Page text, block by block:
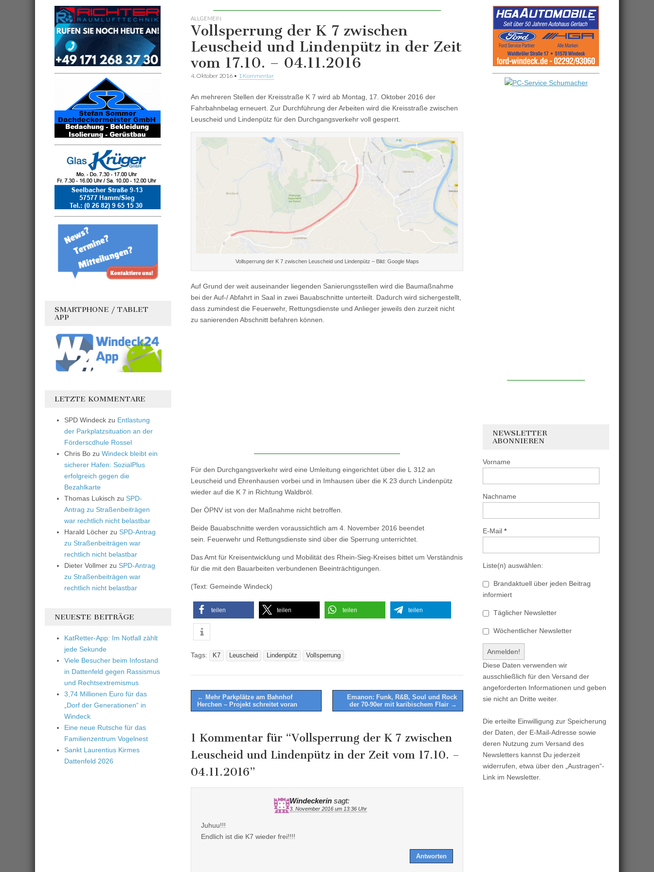
ALLGEMEIN
Vollsperrung der K 7 zwischen
Leuscheid und Lindenpütz in der Zeit
vom 17.10. – 04.11.2016
4. Oktober 2016 • 1 Kommentar
An mehreren Stellen der Kreisstraße K 7 wird ab Montag, 17. Oktober 2016 der
Fahrbahnbelag erneuert. Zur Durchführung der Arbeiten wird die Kreisstraße zwischen
Leuscheid und Lindenpütz für den Durchgangsverkehr voll gesperrt.
Vollsperrung der K 7 zwischen Leuscheid und Lindenpütz – Bild: Google Maps
Auf Grund der weit auseinander liegenden Sanierungsstellen wird die Baumaßnahme
bei der Auf-/ Abfahrt in Saal in zwei Bauabschnitte unterteilt. Dadurch wird sichergestellt,
dass zumindest die Feuerwehr, Rettungsdienste und Anlieger jeweils den zurzeit nicht
zu sanierenden Abschnitt befahren können.
Für den Durchgangsverkehr wird eine Umleitung eingerichtet über die L 312 an
Leuscheid und Ehrenhausen vorbei und in Imhausen über die K 23 durch Lindenpütz
wieder auf die K 7 in Richtung Waldbröl.
Der ÖPNV ist von der Maßnahme nicht betroffen.
Beide Bauabschnitte werden voraussichtlich am 4. November 2016 beendet
sein. Feuerwehr und Rettungsdienste sind über die Sperrung unterrichtet.
Das Amt für Kreisentwicklung und Mobilität des Rhein-Sieg-Kreises bittet um Verständnis
für die mit den Bauarbeiten verbundenen Beeinträchtigungen.
(Text: Gemeinde Windeck)
teilen teilen teilen teilen
Tags: K7 Leuscheid Lindenpütz Vollsperrung
Post
navigation
← Mehr Parkplätze am Bahnhof
Herchen – Projekt schreitet voran
Emanon: Funk, R&B, Soul und Rock
der 70-90er mit karibischem Flair →
1 Kommentar für “Vollsperrung der K 7 zwischen
Leuscheid und Lindenpütz in der Zeit vom 17.10. –
04.11.2016”
Windeckerin sagt:
3. November 2016 um 13:36 Uhr
Juhuu!!!
Endlich ist die K7 wieder frei!!!!
Antworten
SMARTPHONE / TABLET
APP
LETZTE KOMMENTARE
SPD Windeck zu Entlastung
der Parkplatzsituation an der
Förderscdhule Rossel
Chris Bo zu Windeck bleibt ein
sicherer Hafen: SozialPlus
erfolgreich gegen die
Bezahlkarte
Thomas Lukisch zu SPD-
Antrag zu Straßenbeiträgen
war rechtlich nicht belastbar
Harald Löcher zu SPD-Antrag
zu Straßenbeiträgen war
rechtlich nicht belastbar
Dieter Vollmer zu SPD-Antrag
zu Straßenbeiträgen war
rechtlich nicht belastbar
NEUESTE BEITRÄGE
KatRetter-App: Im Notfall zählt
jede Sekunde
Viele Besucher beim Infostand
in Dattenfeld gegen Rassismus
und Rechtsextremismus
3,74 Millionen Euro für das
„Dorf der Generationen“ in
Windeck
Eine neue Rutsche für das
Familienzentrum Vogelnest
Sankt Laurentius Kirmes
Dattenfeld 2026
NEWSLETTER
ABONNIEREN
Vorname
Nachname
E-Mail *
Liste(n) auswählen:
Brandaktuell über jeden Beitrag
informiert
Täglicher Newsletter
Wöchentlicher Newsletter
Diese Daten verwenden wir
ausschließlich für den Versand der
angeforderten Informationen und geben
sie nicht an Dritte weiter.
Die erteilte Einwilligung zur Speicherung
der Daten, der E-Mail-Adresse sowie
deren Nutzung zum Versand des
Newsletters kannst Du jederzeit
widerrufen, etwa über den „Austragen“-
Link im Newsletter.